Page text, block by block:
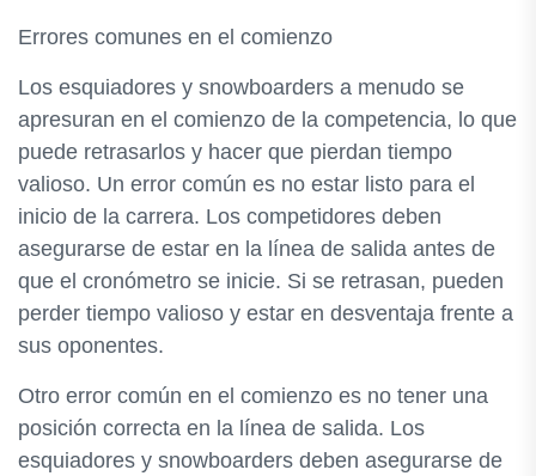
Errores comunes en el comienzo
Los esquiadores y snowboarders a menudo se
apresuran en el comienzo de la competencia, lo que
puede retrasarlos y hacer que pierdan tiempo
valioso. Un error común es no estar listo para el
inicio de la carrera. Los competidores deben
asegurarse de estar en la línea de salida antes de
que el cronómetro se inicie. Si se retrasan, pueden
perder tiempo valioso y estar en desventaja frente a
sus oponentes.
Otro error común en el comienzo es no tener una
posición correcta en la línea de salida. Los
esquiadores y snowboarders deben asegurarse de